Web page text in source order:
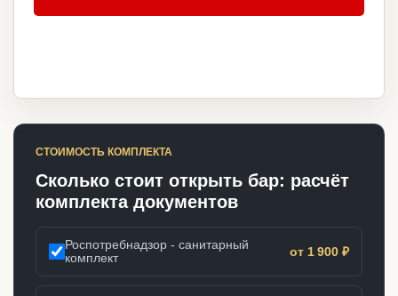
СТОИМОСТЬ КОМПЛЕКТА
Сколько стоит открыть бар: расчёт
комплекта документов
Роспотребнадзор - санитарный
комплект
от 1 900 ₽